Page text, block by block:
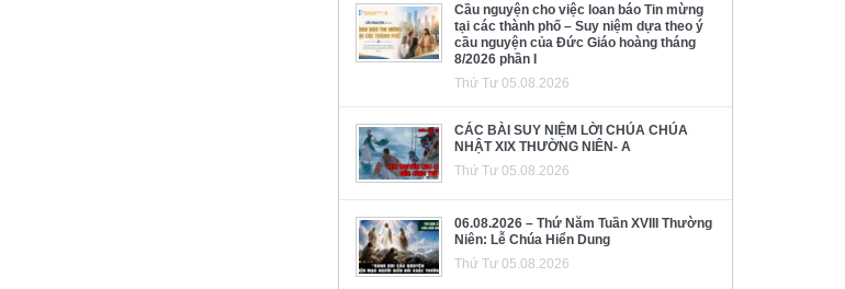
Cầu nguyện cho việc loan báo Tin mừng
tại các thành phố – Suy niệm dựa theo ý
cầu nguyện của Đức Giáo hoàng tháng
8/2026 phần I
Thứ Tư 05.08.2026
CÁC BÀI SUY NIỆM LỜI CHÚA CHÚA
NHẬT XIX THƯỜNG NIÊN- A
Thứ Tư 05.08.2026
06.08.2026 – Thứ Năm Tuần XVIII Thường
Niên: Lễ Chúa Hiển Dung
Thứ Tư 05.08.2026